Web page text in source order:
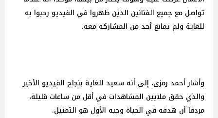
تواصل مع جميع الفنانين الذين ظهروا في الفيديو رحبوا به
للغاية ولم يمانع أحد من المشاركه معه.
وأشار أحمد رمزي، إلى أنه سعيد للغاية بنجاح الفيديو الأخير
والذي حقق ملايين المشاهدات في أقل من ساعات قليلة،
مردفا أن هدفه في الحياة وحبه الأول هو التمثيل.